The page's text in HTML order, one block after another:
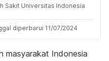
Sakit Universitas Indonesia
diperbarui 11/07/2024
masyarakat Indonesia